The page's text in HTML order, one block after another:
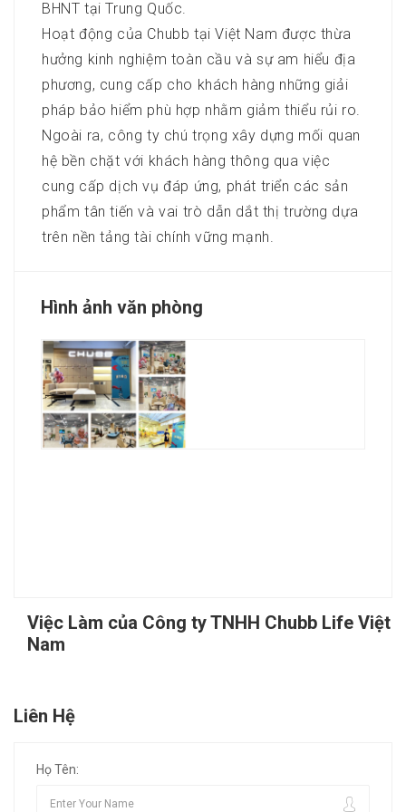
BHNT tại Trung Quốc.
Hoạt động của Chubb tại Việt Nam được thừa
hưởng kinh nghiệm toàn cầu và sự am hiểu địa
phương, cung cấp cho khách hàng những giải
pháp bảo hiểm phù hợp nhằm giảm thiểu rủi ro.
Ngoài ra, công ty chú trọng xây dựng mối quan
hệ bền chặt với khách hàng thông qua việc
cung cấp dịch vụ đáp ứng, phát triển các sản
phẩm tân tiến và vai trò dẫn dắt thị trường dựa
trên nền tảng tài chính vững mạnh.
Hình ảnh văn phòng
Việc Làm của Công ty TNHH Chubb Life Việt
Nam
Liên Hệ
Họ Tên: